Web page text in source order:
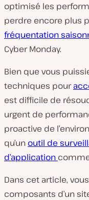
optimisé les
perdre encore plus
fréquentation
Cyber Monday.
Bien que vous
techniques pour
est difficile de
urgent de
proactive de
qu’un outil de
d’application
Dans cet article,
composants d’un